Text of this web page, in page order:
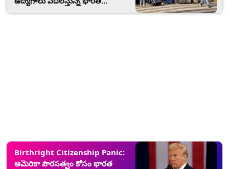
Birthright Citizenship Panic:
అమెరికా పౌరసత్వం కోసం భారత